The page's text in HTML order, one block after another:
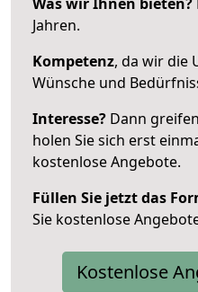
Jahren.
Kompetenz, da wir die
Wünsche und
Interesse? Dann
holen Sie sich erst
kostenlose Angebote.
Füllen Sie jetzt das
Sie kostenlose
Kostenlose